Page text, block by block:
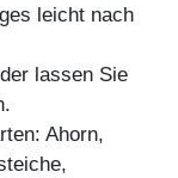
leicht nach
lassen Sie
Ahorn,